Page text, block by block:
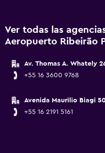
Ver todas las
Aeropuerto Ribeirão
Av. Thomas A. Whately
+55 16 3600 9768
Avenida Maurilio Biagi
+55 16 2191 5161